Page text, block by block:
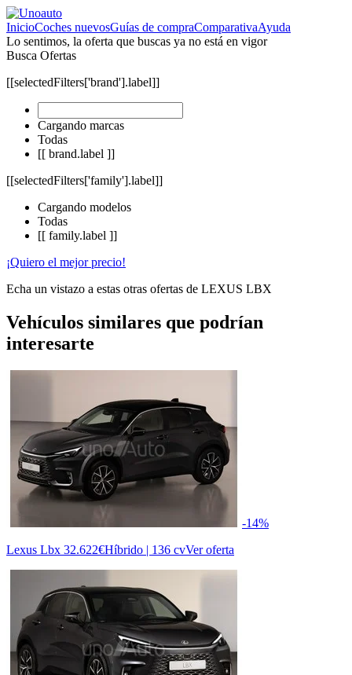
InicioCoches nuevosGuías de compraComparativaAyuda
Lo sentimos, la oferta que buscas ya no está en vigor
Busca Ofertas
[[selectedFilters['brand'].label]]
Cargando marcas
Todas
[[ brand.label ]]
[[selectedFilters['family'].label]]
Cargando modelos
Todas
[[ family.label ]]
¡Quiero el mejor precio!
Echa un vistazo a estas otras ofertas de LEXUS LBX
Vehículos similares que podrían
interesarte
-14%
Lexus Lbx 32.622€Híbrido | 136 cvVer oferta